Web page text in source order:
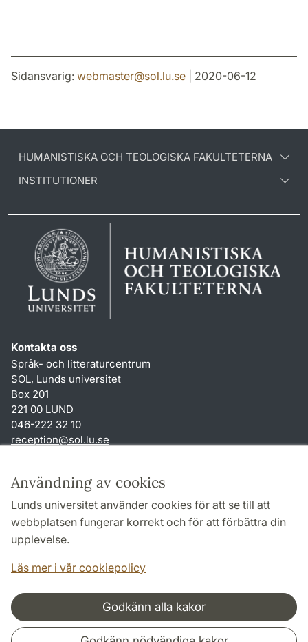
Användning av cookies
Lunds universitet använder cookies för att se till att
webbplatsen fungerar korrekt och för att förbättra din
upplevelse.
Läs mer i vår cookiepolicy
Godkänn alla kakor
Sidansvarig: webmaster@sol.lu.se | 2020-06-12
HUMANISTISKA OCH TEOLOGISKA FAKULTETERNA
INSTITUTIONER
Kontakta oss
Språk- och litteraturcentrum
SOL, Lunds universitet
Box 201
221 00 LUND
046-222 32 10
reception@sol.lu.se
Genvägar
Om webbplatsen och cookies
Behandling av personuppgifter
Tillgänglighetsredogörelse
Samarbeten och nätverk